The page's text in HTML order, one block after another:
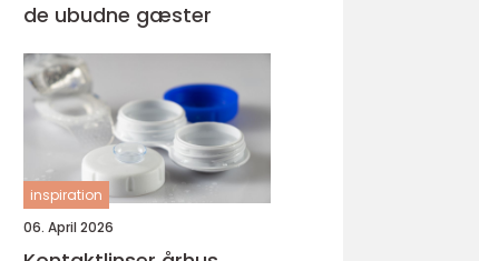
de ubudne gæster
inspiration
06. April 2026